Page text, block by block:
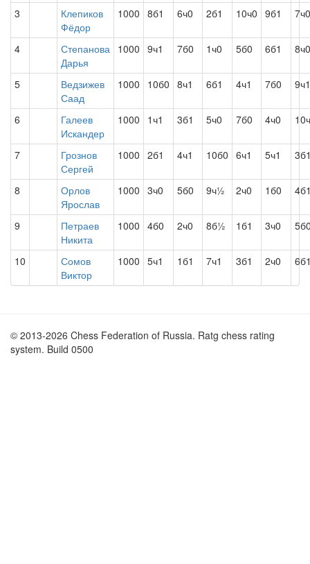
3
Клепиков
Фёдор
1000 8б1 6ч0 2б1 10ч0 9б1 7ч0
4
Степанова
Дарья
1000 9ч1 7б0 1ч0 5б0 6б1 8ч0
5
Ведзижев
Саад
1000 10б0 8ч1 6б1 4ч1 7б0 9ч1
6
Галеев
Искандер
1000 1ч1 3б1 5ч0 7б0 4ч0
7
Грознов
Сергей
1000 2б1 4ч1 10б0 6ч1 5ч1
8
Орлов
Ярослав
1000 3ч0 5б0 9ч½ 2ч0 1б0
9
Петраев
Никита
1000 4б0 2ч0 8б½ 1б1 3ч0
10
Сомов
Виктор
1000 5ч1 1б1 7ч1 3б1 2ч0
© 2013-2026 Chess Federation of Russia. Ratg chess rating
system. Build 0500